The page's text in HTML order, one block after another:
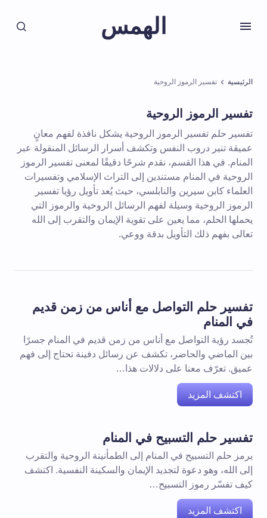
الهمس
الرئيسية تفسير الرموز الروحية
تفسير الرموز الروحية
تفسير حلم تفسير الرموز الروحية يشكل نافذة لفهم معانٍ
عميقة تنير دروب النفس وتكشف أسرار الرسائل المنقولة عبر
المنام. في هذا القسم، نقدم شرحًا دقيقًا لمعنى تفسير الرموز
الروحية في المنام مستندين إلى التراث الإسلامي وتفسيرات
العلماء كابن سيرين والنابلسي، حيث يُعد تأويل رؤيا تفسير
الرموز الروحية وسيلة لفهم الرسائل الروحية والرموز التي
يحملها الحلم، مما يعين على تقوية الإيمان والتقرب إلى الله
تعالى بفهم ذلك التأويل بدقة ووعي.
تفسير حلم التواصل مع أناس من زمن قديم
في المنام
تُجسد رؤية التواصل مع أناس من زمن قديم في المنام جسرًا
بين الماضي والحاضر، تكشف عن رسائل دفينة تحتاج إلى فهم
عميق. تعرّف معنا على دلالات هذا…
اكتشف المزيد
تفسير حلم التسبيح في المنام
يرمز حلم التسبيح في المنام إلى الطمأنينة الروحية والتقرب
إلى الله، وهو دعوة لتجديد الإيمان والسكينة النفسية. اكتشف
كيف تفسّر رموز التسبيح…
اكتشف المزيد